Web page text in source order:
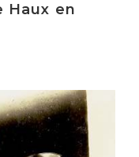
Haux en